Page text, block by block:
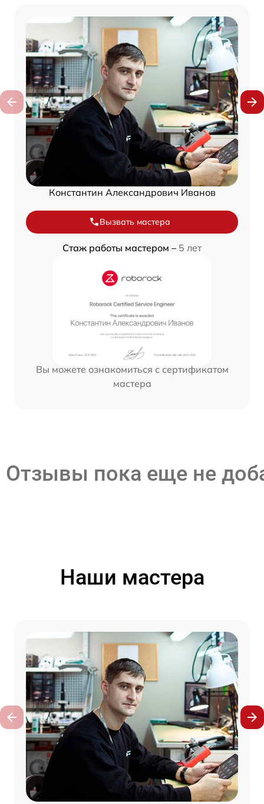
Константин Александрович Иванов
Вызвать мастера
Стаж работы мастером – 5 лет
Вы можете ознакомиться с сертификатом
мастера
Отзывы пока еще не
Наши мастера